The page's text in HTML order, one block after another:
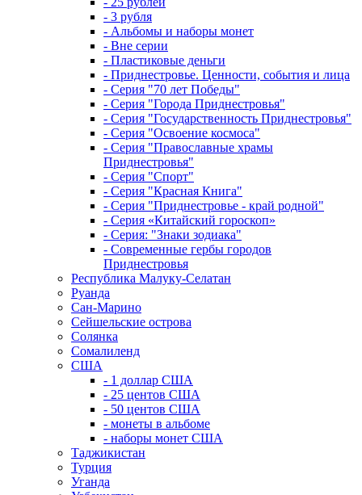
- 3 рубля
- Альбомы и наборы монет
- Вне серии
- Пластиковые деньги
- Приднестровье. Ценности, события и лица
- Серия "70 лет Победы"
- Серия "Города Приднестровья"
- Серия "Государственность Приднестровья"
- Серия "Освоение космоса"
- Серия "Православные храмы
Приднестровья"
- Серия "Спорт"
- Серия "Красная Книга"
- Серия "Приднестровье - край родной"
- Серия «Китайский гороскоп»
- Серия: "Знаки зодиака"
- Современные гербы городов
Приднестровья
Республика Малуку-Селатан
Руанда
Сан-Марино
Сейшельские острова
Солянка
Сомалиленд
США
- 1 доллар США
- 25 центов США
- 50 центов США
- монеты в альбоме
- наборы монет США
Таджикистан
Турция
Уганда